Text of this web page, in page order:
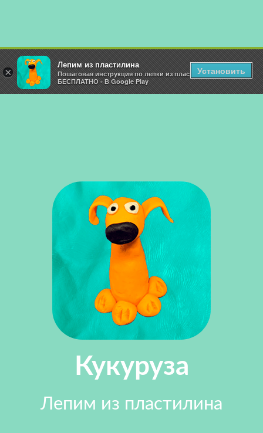
Кукуруза
Лепим из пластилина
×
Лепим из пластилина
Пошаговая инструкция по лепки из пластилина!
БЕСПЛАТНО - В Google Play
Установить